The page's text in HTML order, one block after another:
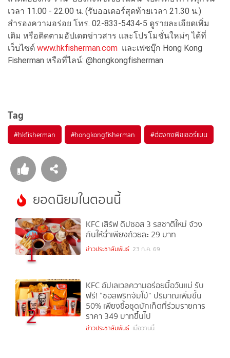
เวลา 11.00 - 22.00 น. (รับออเดอร์สุดท้ายเวลา 21.30 น.)
สำรองความอร่อย โทร. 02-833-5434-5 ดูรายละเอียดเพิ่ม
เติม หรือติดตามอัปเดตข่าวสาร และโปรโมชั่นใหม่ๆ ได้ที่
เว็บไซต์ www.hkfisherman.com และเฟซบุ๊ก Hong Kong
Fisherman หรือที่ไลน์: @hongkongfisherman
Tag
#hkfisherman #hongkongfisherman #ฮ่องกงฟิชเชอร์แมน
ยอดนิยมในตอนนี้
1
KFC เสิร์ฟ ดิปซอส 3 รสชาติใหม่ จ้วง
กันให้ฉ่ำเพียงถ้วยละ 29 บาท
ข่าวประชาสัมพันธ์ 23 ก.ค. 69
2
KFC อัปเลเวลความอร่อยมื้อวันแม่ รับ
ฟรี! “ซอสพริกจัมโบ้” ปริมาณเพิ่มขึ้น
50% เพียงซื้อชุดบักเก็ตที่ร่วมรายการ
ราคา 349 บาทขึ้นไป
ข่าวประชาสัมพันธ์ เมื่อวานนี้